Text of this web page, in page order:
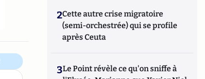
2Cette autre crise migratoire
(semi-orchestrée) qui se profile
après Ceuta
3Le Point révèle ce qu'on sniffe à